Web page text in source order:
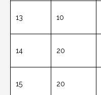
13 10
14 20
15 20